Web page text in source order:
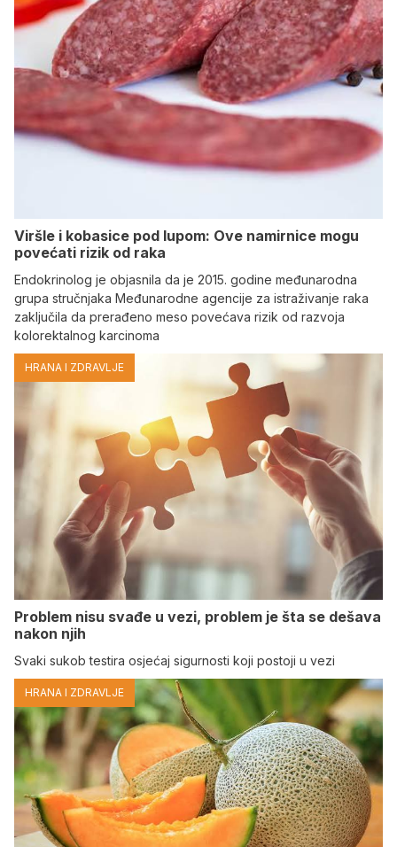
Viršle i kobasice pod lupom: Ove namirnice mogu
povećati rizik od raka
Endokrinolog je objasnila da je 2015. godine međunarodna
grupa stručnjaka Međunarodne agencije za istraživanje raka
zaključila da prerađeno meso povećava rizik od razvoja
kolorektalnog karcinoma
HRANA I ZDRAVLJE
Problem nisu svađe u vezi, problem je šta se dešava
nakon njih
Svaki sukob testira osjećaj sigurnosti koji postoji u vezi
HRANA I ZDRAVLJE